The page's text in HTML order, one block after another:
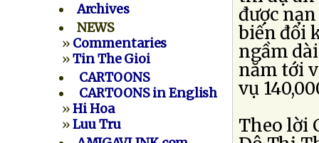
Archives
NEWS
» Commentaries
»Tin The Gioi
CARTOONS
CARTOONS in English
»Hi Hoa
»Luu Tru
được
biến đổi
ngầm dài
năm tới
vụ
Theo lời